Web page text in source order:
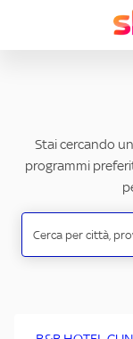
Stai cercando
programmi